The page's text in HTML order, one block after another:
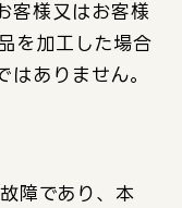
客様又はお客様
を加工した場合
はありません。
障であり、本